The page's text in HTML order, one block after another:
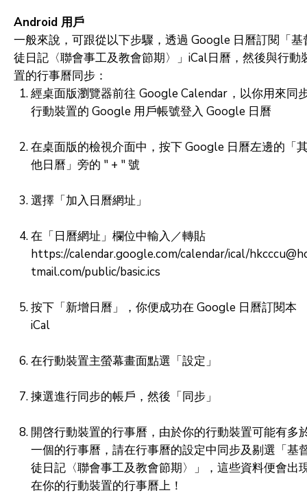
Android 用戶
一般來說，可跟從以下步驟，透過 Google 日曆訂閱「基
徒日記〈聯會事工及教會節期〉」iCal日曆，然後與行動
置的行事曆同步：
經桌面版瀏覽器前往 Google Calendar ，以你用來同
行動裝置的 Google 用戶帳號登入 Google 日曆
在桌面版的檢視介面中，按下 Google 日曆左邊的「
他日曆」旁的 " + " 號
選擇「加入日曆網址」
在「日曆網址」欄位中輸入／轉貼
https://calendar.google.com/calendar/ical/
tmail.com/public/basic.ics
按下「新增日曆」，你便成功在 Google 日曆訂閱本
iCal
在行動裝置主螢幕畫面點選「設定」
揀選進行同步的帳戶，然後「同步」
開啓行動裝置的行事曆，由於你的行動裝置可能有多
一個的行事曆，請在行事曆的設定中同步及剔選「基
徒日記〈聯會事工及教會節期〉」，這些資料便會出
在你的行動裝置的行事曆上！